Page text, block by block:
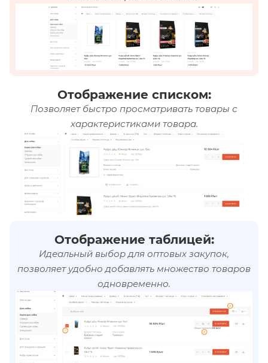
Отображение списком:
Позволяет быстро просматривать товары с
характеристиками товара.
Отображение таблицей:
Идеальный выбор для оптовых закупок,
позволяет удобно добавлять множество товаров
одновременно.